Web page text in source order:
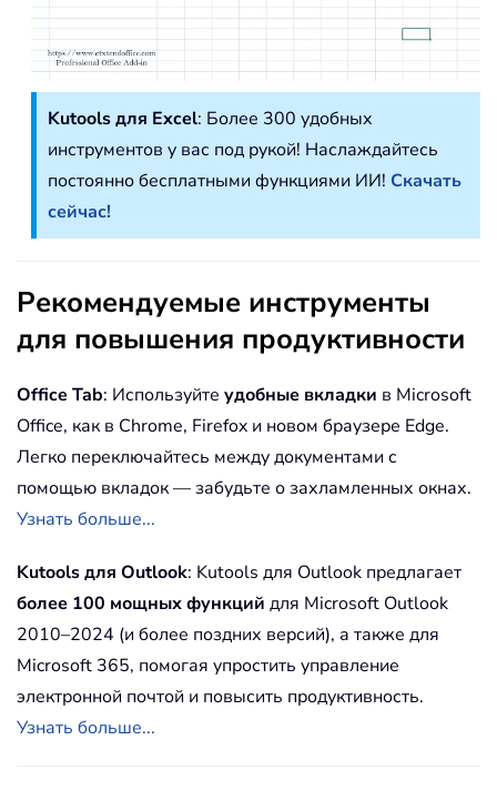
Kutools для Excel: Более 300 удобных
инструментов у вас под рукой! Наслаждайтесь
постоянно бесплатными функциями ИИ! Скачать
сейчас!
Рекомендуемые инструменты
для повышения продуктивности
Office Tab: Используйте удобные вкладки в Microsoft
Office, как в Chrome, Firefox и новом браузере Edge.
Легко переключайтесь между документами с
помощью вкладок — забудьте о захламленных окнах.
Узнать больше...
Kutools для Outlook: Kutools для Outlook предлагает
более 100 мощных функций для Microsoft Outlook
2010–2024 (и более поздних версий), а также для
Microsoft 365, помогая упростить управление
электронной почтой и повысить продуктивность.
Узнать больше...